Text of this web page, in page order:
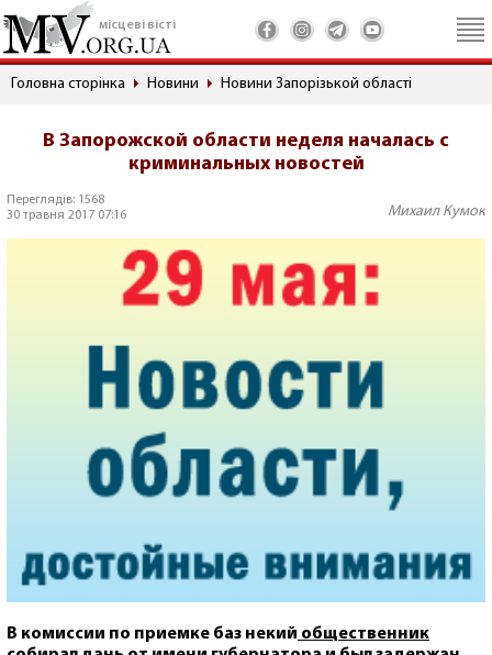
місцеві вісті
Головна сторінка Новини Новини Запорізькой області
В Запорожской области неделя началась с
криминальных новостей
Переглядів: 1568
30 травня 2017 07:16
Михаил Кумок
В комиссии по приемке баз некий общественник